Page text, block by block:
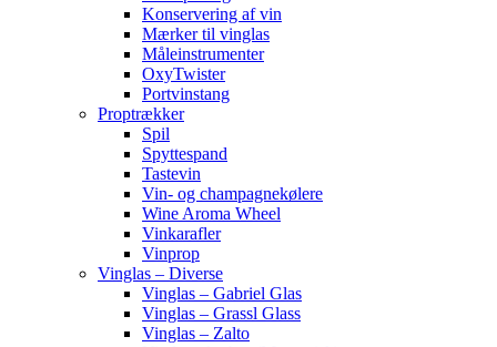
Konservering af vin
Mærker til vinglas
Måleinstrumenter
OxyTwister
Portvinstang
Proptrækker
Spil
Spyttespand
Tastevin
Vin- og champagnekølere
Wine Aroma Wheel
Vinkarafler
Vinprop
Vinglas – Diverse
Vinglas – Gabriel Glas
Vinglas – Grassl Glass
Vinglas – Zalto